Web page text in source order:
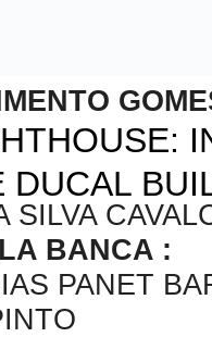
DUCAL
SILVA
BANCA :
PANET